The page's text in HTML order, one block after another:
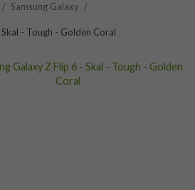
/ Samsung Galaxy /
- Tough - Golden Coral